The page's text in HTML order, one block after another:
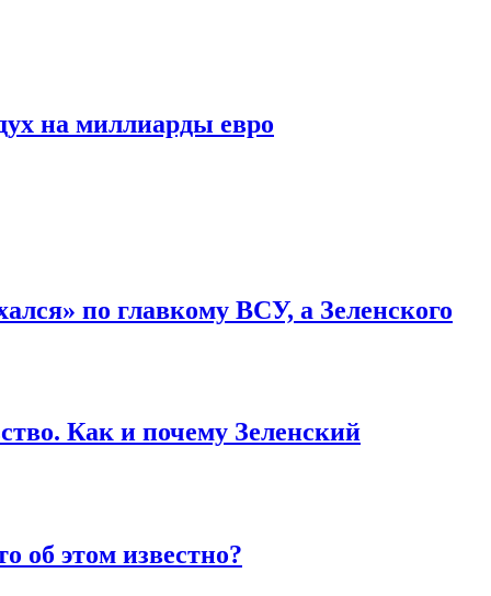
на миллиарды евро
по главкому ВСУ, а Зеленского
Как и почему Зеленский
об этом известно?